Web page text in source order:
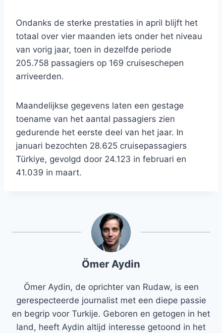
Ondanks de sterke prestaties in april blijft het
totaal over vier maanden iets onder het niveau
van vorig jaar, toen in dezelfde periode
205.758 passagiers op 169 cruiseschepen
arriveerden.
Maandelijkse gegevens laten een gestage
toename van het aantal passagiers zien
gedurende het eerste deel van het jaar. In
januari bezochten 28.625 cruisepassagiers
Türkiye, gevolgd door 24.123 in februari en
41.039 in maart.
Ömer Aydin
Ömer Aydin, de oprichter van Rudaw, is een
gerespecteerde journalist met een diepe passie
en begrip voor Turkije. Geboren en getogen in het
land, heeft Aydin altijd interesse getoond in het